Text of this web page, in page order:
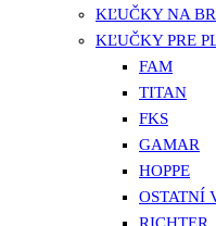
KĽUČKY NA
KĽUČKY PRE
FAM
TITAN
FKS
GAMAR
HOPPE
OSTATNÍ